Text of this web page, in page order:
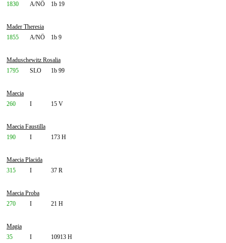
1830
A/NÖ 1b 19
Mader Theresia
1855
A/NÖ 1b 9
Maduschewitz Rosalia
1795
SLO 1b 99
Maecia
260
I 15 V
Maecia Faustilla
190
I 173 H
Maecia Placida
315
I 37 R
Maecia Proba
270
I 21 H
Magia
35
I 10913 H